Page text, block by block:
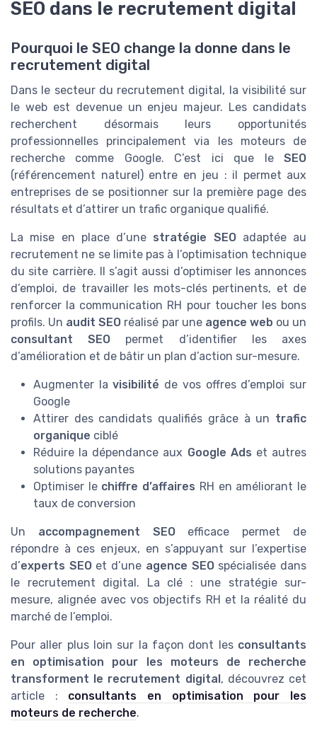
SEO dans le recrutement digital
Pourquoi le SEO change la donne dans le
recrutement digital
Dans le secteur du recrutement digital, la visibilité sur
le web est devenue un enjeu majeur. Les candidats
recherchent désormais leurs opportunités
professionnelles principalement via les moteurs de
recherche comme Google. C’est ici que le SEO
(référencement naturel) entre en jeu : il permet aux
entreprises de se positionner sur la première page des
résultats et d’attirer un trafic organique qualifié.
La mise en place d’une stratégie SEOadaptée au
recrutement ne se limite pas à l’optimisation technique
du site carrière. Il s’agit aussi d’optimiser les annonces
d’emploi, de travailler les mots-clés pertinents, et de
renforcer la communication RH pour toucher les bons
profils. Un audit SEO réalisé par une agence web ou un
consultant SEO permet d’identifier les axes
d’amélioration et de bâtir un plan d’action sur-mesure.
Augmenter lavisibilité de vos offres d’emploi sur
Google
Attirer des candidats qualifiés grâce à un trafic
organique ciblé
Réduire la dépendance aux Google Ads et autres
solutions payantes
Optimiser le chiffre d’affaires RH en améliorant le
taux de conversion
Un accompagnement SEOefficace permet de
répondre à ces enjeux, en s’appuyant sur l’expertise
d’experts SEOet d’une agence SEOspécialisée dans
le recrutement digital. La clé : une stratégie sur-
mesure, alignée avec vos objectifs RH et la réalité du
marché de l’emploi.
Pour aller plus loin sur la façon dont les consultants
en optimisation pour les moteurs de recherche
transforment le recrutement digital , découvrez cet
article : consultants en optimisation pour les
moteurs de recherche.